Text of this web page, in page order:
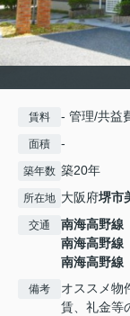
賃料 - 管理/共益
面積 -
築年数 築20年
所在地 大阪府堺市
交通 南海高野線
南海高野線
南海高野線
備考
オススメ物
賃、礼金等